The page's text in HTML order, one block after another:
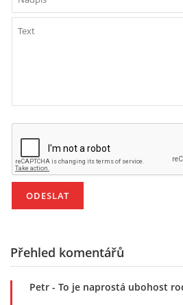
PÍSNĚ K TÉMATU PODZIM
POHYBOVÉ AKTIVITY NA TÉMA
PÍSNĚ K TÉMATU ZIMA
BÁSNĚ K TÉMATU ZIMA
Přehled komentářů
Petr - To je naprostá ubohost